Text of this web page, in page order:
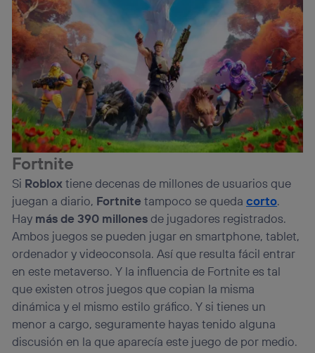
Fortnite
Si Robloxtiene decenas de millones de usuarios que
juegan a diario, Fortnite tampoco se quedacorto.
Hay más de 390 millonesde jugadores registrados.
Ambos juegos se pueden jugar en smartphone, tablet,
ordenador y videoconsola. Así que resulta fácil entrar
en este metaverso. Y la influencia de Fortnite es tal
que existen otros juegos que copian la misma
dinámica y el mismo estilo gráfico. Y si tienes un
menor a cargo, seguramente hayas tenido alguna
discusión en la que aparecía este juego de por medio.